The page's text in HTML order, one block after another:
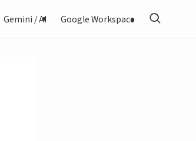
Gemini / AI Google Workspace